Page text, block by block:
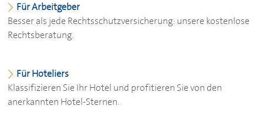
Für Arbeitgeber
Besser als jede Rechtsschutzversicherung: unsere kostenlose
Rechtsberatung.
Für Hoteliers
Klassifizieren Sie Ihr Hotel und profitieren Sie von den
anerkannten Hotel-Sternen.